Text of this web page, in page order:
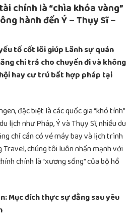
chính là “chìa khóa vàng”
hành đến Ý – Thụy Sĩ –
tố cốt lõi giúp Lãnh sự quán
chi trả cho chuyến đi và không
hay cư trú bất hợp pháp tại
đặc biệt là các quốc gia “khó tính”
lịch như Pháp, Ý và Thụy Sĩ, nhiều du
chỉ cần có vé máy bay và lịch trình
Travel, chúng tôi luôn nhấn mạnh với
chính là “xương sống” của bộ hồ
Mục đích thực sự đằng sau yêu